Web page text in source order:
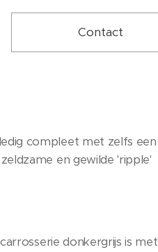
Contact
compleet met zelfs een
en gewilde 'ripple'
donkergrijs is met